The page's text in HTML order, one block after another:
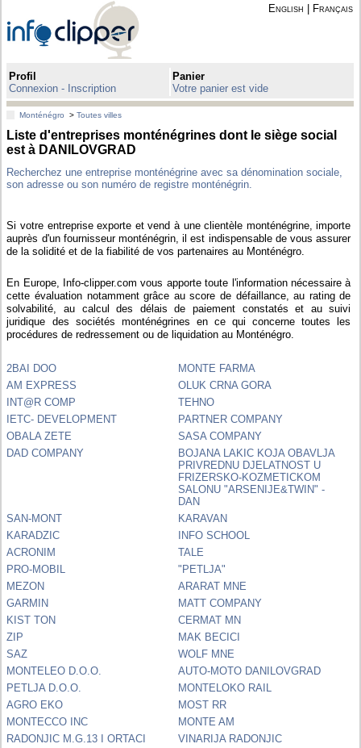
English Français
Profil
Connexion - Inscription
Panier
Votre panier est vide
Monténégro >Toutes villes
Liste d'entreprises monténégrines dont le siège social
est à DANILOVGRAD
Recherchez une entreprise monténégrine avec sa dénomination sociale,
son adresse ou son numéro de registre monténégrin.
Si votre entreprise exporte et vend à une clientèle monténégrine, importe
auprès d'un fournisseur monténégrin, il est indispensable de vous assurer
de la solidité et de la fiabilité de vos partenaires au Monténégro.
En Europe, Info-clipper.com vous apporte toute l'information nécessaire à
cette évaluation notamment grâce au score de défaillance, au rating de
solvabilité, au calcul des délais de paiement constatés et au suivi
juridique des sociétés monténégrines en ce qui concerne toutes les
procédures de redressement ou de liquidation au Monténégro.
2BAI DOO
MONTE FARMA
AM EXPRESS
OLUK CRNA GORA
INT@R COMP
TEHNO
IETC- DEVELOPMENT
PARTNER COMPANY
OBALA ZETE
SASA COMPANY
DAD COMPANY
BOJANA LAKIC KOJA OBAVLJA
PRIVREDNU DJELATNOST U
FRIZERSKO-KOZMETICKOM
SALONU "ARSENIJE&TWIN" -
DAN
SAN-MONT
KARAVAN
KARADZIC
INFO SCHOOL
ACRONIM
TALE
PRO-MOBIL
"PETLJA"
MEZON
ARARAT MNE
GARMIN
MATT COMPANY
KIST TON
CERMAT MN
ZIP
MAK BECICI
SAZ
WOLF MNE
MONTELEO D.O.O.
AUTO-MOTO DANILOVGRAD
PETLJA D.O.O.
MONTELOKO RAIL
AGRO EKO
MOST RR
MONTECCO INC
MONTE AM
RADONJIC M.G.13 I ORTACI
VINARIJA RADONJIC